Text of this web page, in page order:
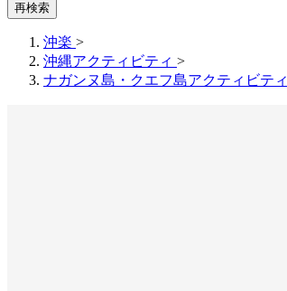
再検索
沖楽 >
沖縄アクティビティ >
ナガンヌ島・クエフ島アクティビティ